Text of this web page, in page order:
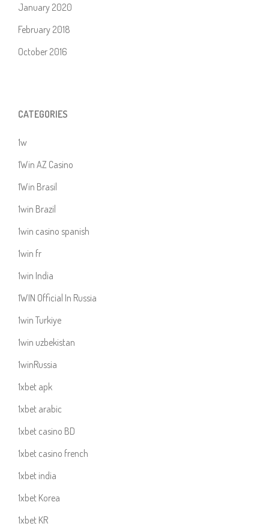
January 2020
February 2018
October 2016
CATEGORIES
1w
1Win AZ Casino
1Win Brasil
1win Brazil
1win casino spanish
1win fr
1win India
1WIN Official In Russia
1win Turkiye
1win uzbekistan
1winRussia
1xbet apk
1xbet arabic
1xbet casino BD
1xbet casino french
1xbet india
1xbet Korea
1xbet KR